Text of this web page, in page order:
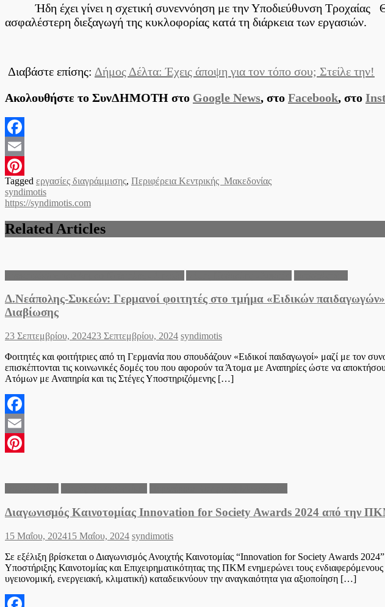
Ήδη έχει γίνει η σχετική συνεννόηση με την Υποδιεύθυνση Τροχαίας
ασφαλέστερη διεξαγωγή της κυκλοφορίας κατά τη διάρκεια των εργασιών.
Διαβάστε επίσης: Δήμος Δέλτα: Έχεις άποψη για τον τόπο σου; Στείλε την!
Ακολουθήστε το ΣυνΔΗΜΟΤΗ στο Google News, στο Facebook, στο
Facebook
Email
Pinterest
Tagged εργασίες διαγράμμισης, Περιφέρεια Κεντρικής Μακεδονίας
syndimotis
https://syndimotis.com
Related Articles
Δ.Νεάπολης-Συκεών: Γερμανοί φοιτητές στο τμήμα «Ειδικών
Διαβίωσης
Posted
23 Σεπτεμβρίου, 202423 Σεπτεμβρίου, 2024 Author
syndimotis
Φοιτητές και φοιτήτριες από τη Γερμανία που σπουδάζουν «Ειδικοί παιδαγωγοί» μαζί με τον
επισκέπτονται τις κοινωνικές δομές του που αφορούν τα Άτομα με Αναπηρίες ώστε να
Ατόμων με Αναπηρία και τις Στέγες Υποστηριζόμενης […]
Facebook
Email
Διαγωνισμός Καινοτομίας Innovation for Society Awards 2024 από την
Posted
15 Μαΐου, 202415 Μαΐου, 2024 Author
syndimotis
Σε εξέλιξη βρίσκεται ο Διαγωνισμός Ανοιχτής Καινοτομίας “Innovation for Society Awards
Υποστήριξης Καινοτομίας και Επιχειρηματικότητας της ΠΚΜ ενημερώνει τους
υγειονομική, ενεργειακή, κλιματική) καταδεικνύουν την αναγκαιότητα για αξιοποίηση […]